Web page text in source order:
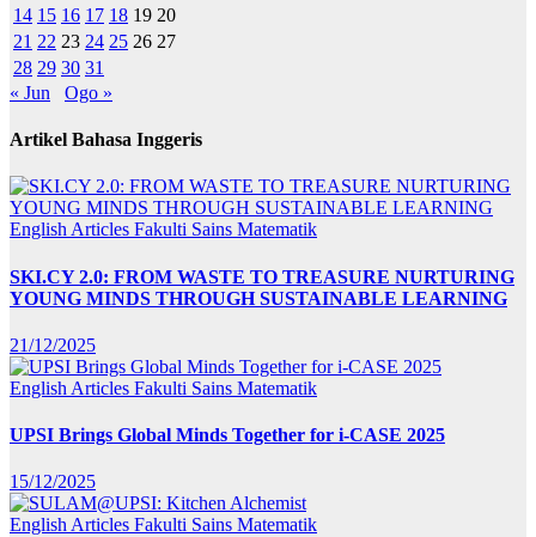
14 15 16 17 18 19 20
21 22 23 24 25 26 27
28 29 30 31
« Jun
Ogo »
Artikel Bahasa Inggeris
English Articles Fakulti Sains Matematik
SKI.CY 2.0: FROM WASTE TO TREASURE NURTURING
YOUNG MINDS THROUGH SUSTAINABLE LEARNING
21/12/2025
English Articles Fakulti Sains Matematik
UPSI Brings Global Minds Together for i-CASE 2025
15/12/2025
English Articles Fakulti Sains Matematik